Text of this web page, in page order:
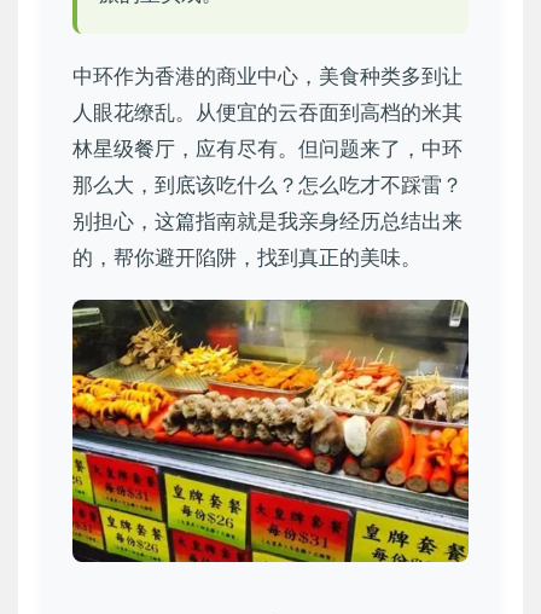
中环作为香港的商业中心，美食种类多到让
人眼花缭乱。从便宜的云吞面到高档的米其
林星级餐厅，应有尽有。但问题来了，中环
那么大，到底该吃什么？怎么吃才不踩雷？
别担心，这篇指南就是我亲身经历总结出来
的，帮你避开陷阱，找到真正的美味。